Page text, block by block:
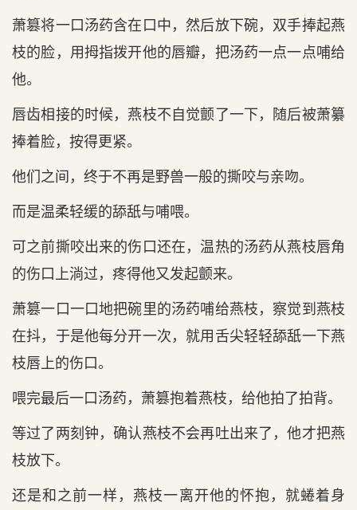
萧篡将一口汤药含在口中，然后放下碗，双手捧起燕
枝的脸，用拇指拨开他的唇瓣，把汤药一点一点哺给
他。
唇齿相接的时候，燕枝不自觉颤了一下，随后被萧纂
捧着脸，按得更紧。
他们之间，终于不再是野兽一般的撕咬与亲吻。
而是温柔轻缓的舔舐与哺喂。
可之前撕咬出来的伤口还在，温热的汤药从燕枝唇角
的伤口上淌过，疼得他又发起颤来。
萧篡一口一口地把碗里的汤药哺给燕枝，察觉到燕枝
在抖，于是他每分开一次，就用舌尖轻轻舔舐一下燕
枝唇上的伤口。
喂完最后一口汤药，萧篡抱着燕枝，给他拍了拍背。
等过了两刻钟，确认燕枝不会再吐出来了，他才把燕
枝放下。
还是和之前一样，燕枝一离开他的怀抱，就蜷着身